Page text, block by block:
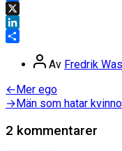
Facebook
X
LinkedIn
Inläggsförfattare
Av Fredrik
←Föregående
inlägg:
Mer ego
→Nästa
Män som hatar
2 kommentarer